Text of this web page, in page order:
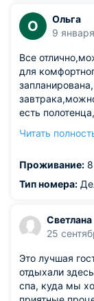
О
Ольга
9
Все
для
есть
д
бассейне
Читать
Проживание:
Тип номера:
Светлана
25
Это лучшая
отдыхали
спа, куда мы